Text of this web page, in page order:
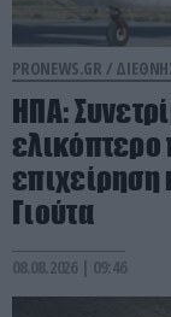
PRONEWS.GR /
ΗΠΑ:
ελικόπτερο
επιχείρηση
Γιούτα
08.08.2026 | 09:46